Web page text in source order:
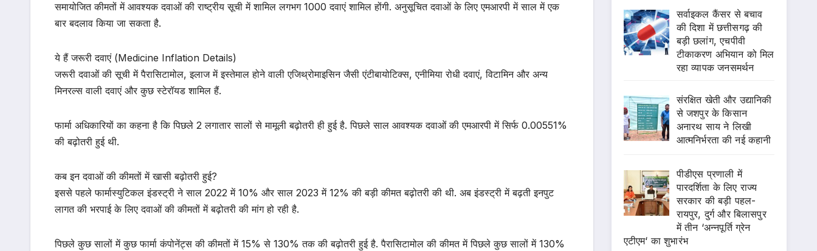
समायोजित कीमतों में आवश्यक दवाओं की राष्ट्रीय सूची में शामिल लगभग 1000 दवाएं शामिल होंगी. अनुसूचित दवाओं के लिए एमआरपी में साल में एक
बार बदलाव किया जा सकता है.
ये हैं जरूरी दवाएं (Medicine Inflation Details)
जरूरी दवाओं की सूची में पैरासिटामोल, इलाज में इस्तेमाल होने वाली एजिथ्रोमाइसिन जैसी एंटीबायोटिक्स, एनीमिया रोधी दवाएं, विटामिन और अन्य
मिनरल्स वाली दवाएं और कुछ स्टेरॉयड शामिल हैं.
फार्मा अधिकारियों का कहना है कि पिछले 2 लगातार सालों से मामूली बढ़ोतरी ही हुई है. पिछले साल आवश्यक दवाओं की एमआरपी में सिर्फ 0.00551%
की बढ़ोतरी हुई थी.
कब इन दवाओं की कीमतों में खासी बढ़ोतरी हुई?
इससे पहले फार्मास्युटिकल इंडस्ट्री ने साल 2022 में 10% और साल 2023 में 12% की बड़ी कीमत बढ़ोतरी की थी. अब इंडस्ट्री में बढ़ती इनपुट
लागत की भरपाई के लिए दवाओं की कीमतों में बढ़ोतरी की मांग हो रही है.
पिछले कुछ सालों में कुछ फार्मा कंपोनेंट्स की कीमतों में 15% से 130% तक की बढ़ोतरी हुई है. पैरासिटामोल की कीमत में पिछले कुछ सालों में 130%
सर्वाइकल कैंसर से बचाव
की दिशा में छत्तीसगढ़ की
बड़ी छलांग, एचपीवी
टीकाकरण अभियान को मिल
रहा व्यापक जनसमर्थन
संरक्षित खेती और उद्यानिकी
से जशपुर के किसान
अनारथ साय ने लिखी
आत्मनिर्भरता की नई कहानी
पीडीएस प्रणाली में
पारदर्शिता के लिए राज्य
सरकार की बड़ी पहल-
रायपुर, दुर्ग और बिलासपुर
में तीन ‘अन्नपूर्ति ग्रेन
एटीएम‘ का शुभारंभ